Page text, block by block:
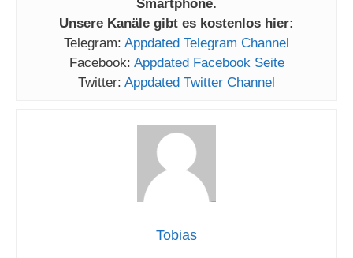
Smartphone.
Unsere Kanäle gibt es kostenlos hier:
Telegram: Appdated Telegram Channel
Facebook: Appdated Facebook Seite
Twitter: Appdated Twitter Channel
Tobias